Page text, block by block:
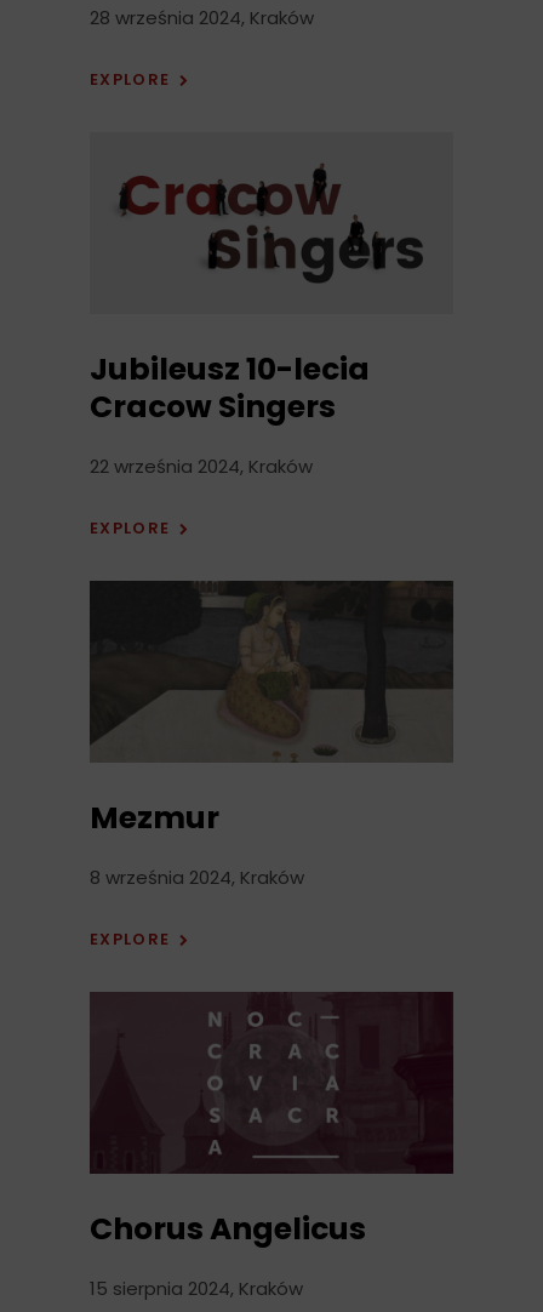
28 września 2024, Kraków
EXPLORE
Jubileusz 10-lecia
Cracow Singers
22 września 2024, Kraków
EXPLORE
Mezmur
8 września 2024, Kraków
EXPLORE
Chorus Angelicus
15 sierpnia 2024, Kraków